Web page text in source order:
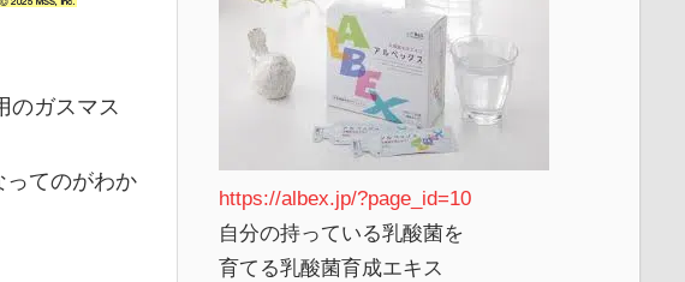
のガスマス
てのがわか
https://albex.jp/?page_id=10
自分の持っている乳酸菌を
育てる乳酸菌育成エキス